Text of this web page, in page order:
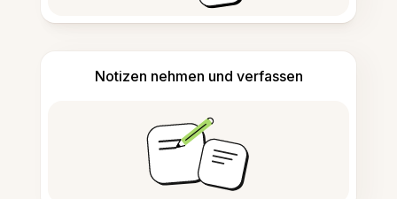
Notizen nehmen und verfassen